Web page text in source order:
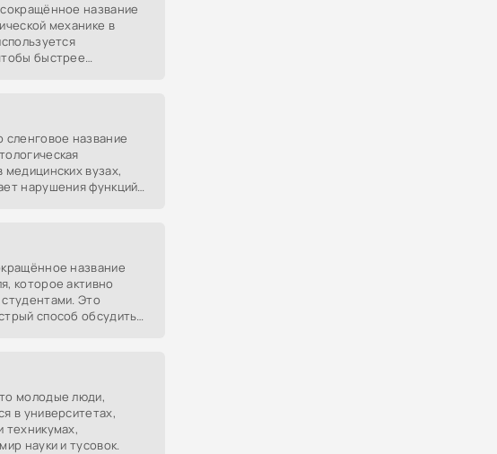
название
механике в
быстрее
сленговое название
медицинских вузах,
нарушения функций
название
которое активно
студентами. Это
способ обсудить
молодые люди,
в университетах,
техникумах,
науки и тусовок.